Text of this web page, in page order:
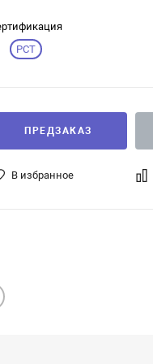
РСТ
ПРЕДЗАКАЗ
В избранное